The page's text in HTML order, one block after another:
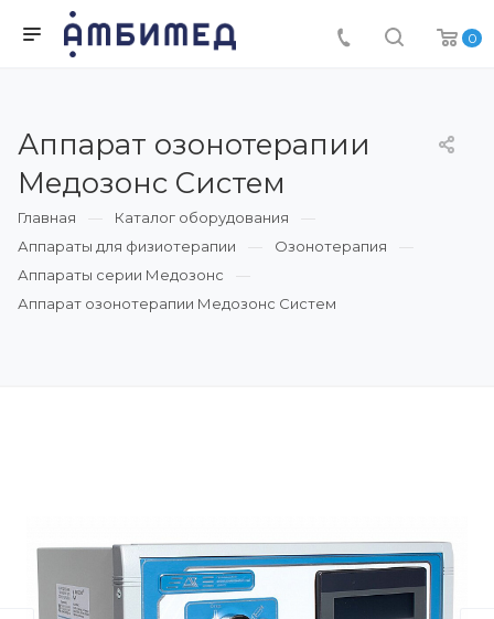
0
Аппарат озонотерапии
Медозонс Систем
Главная
Каталог оборудования
Аппараты для физиотерапии
Озонотерапия
Аппараты серии Медозонс
Аппарат озонотерапии Медозонс Систем